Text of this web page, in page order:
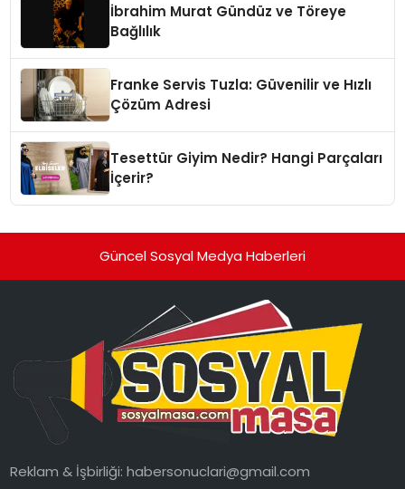
İbrahim Murat Gündüz ve Töreye
Bağlılık
Franke Servis Tuzla: Güvenilir ve Hızlı
Çözüm Adresi
Tesettür Giyim Nedir? Hangi Parçaları
İçerir?
Güncel Sosyal Medya Haberleri
Reklam & İşbirliği:habersonuclari@gmail.com